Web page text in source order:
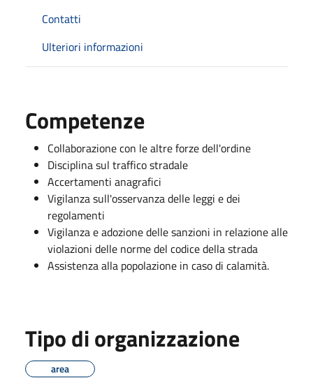
Contatti
Ulteriori informazioni
Competenze
Collaborazione con le altre forze dell'ordine
Disciplina sul traffico stradale
Accertamenti anagrafici
Vigilanza sull'osservanza delle leggi e dei
regolamenti
Vigilanza e adozione delle sanzioni in relazione alle
violazioni delle norme del codice della strada
Assistenza alla popolazione in caso di calamità.
Tipo di organizzazione
area